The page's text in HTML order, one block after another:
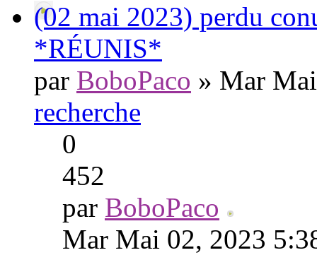
(02 mai 2023) perdu
*RÉUNIS*
par BoboPaco » Mar
recherche
0
452
par BoboPaco
Mar Mai 02, 2023